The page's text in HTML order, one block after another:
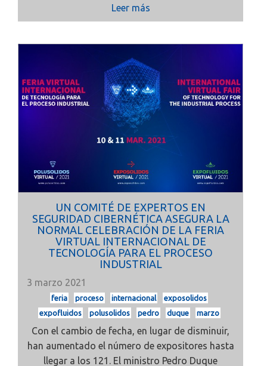
Leer más
UN COMITÉ DE EXPERTOS EN
SEGURIDAD CIBERNÉTICA ASEGURA LA
NORMAL CELEBRACIÓN DE LA FERIA
VIRTUAL INTERNACIONAL DE
TECNOLOGÍA PARA EL PROCESO
INDUSTRIAL
3 marzo 2021
feria proceso internacional
exposolidos
expofluidos
polusolidos pedro duque marzo
Con el cambio de fecha, en lugar de disminuir,
han aumentado el número de expositores hasta
llegar a los 121. El ministro Pedro Duque